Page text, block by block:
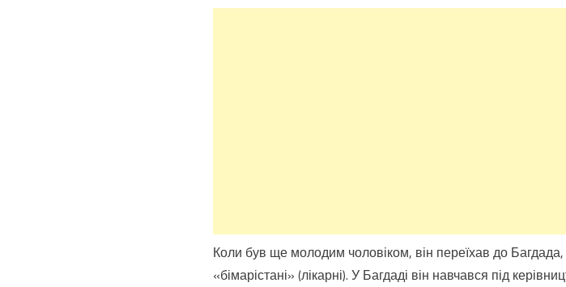
Коли був ще молодим чоловіком, він переїхав до
«бімарістані» (лікарні). У Багдаді він навчався під